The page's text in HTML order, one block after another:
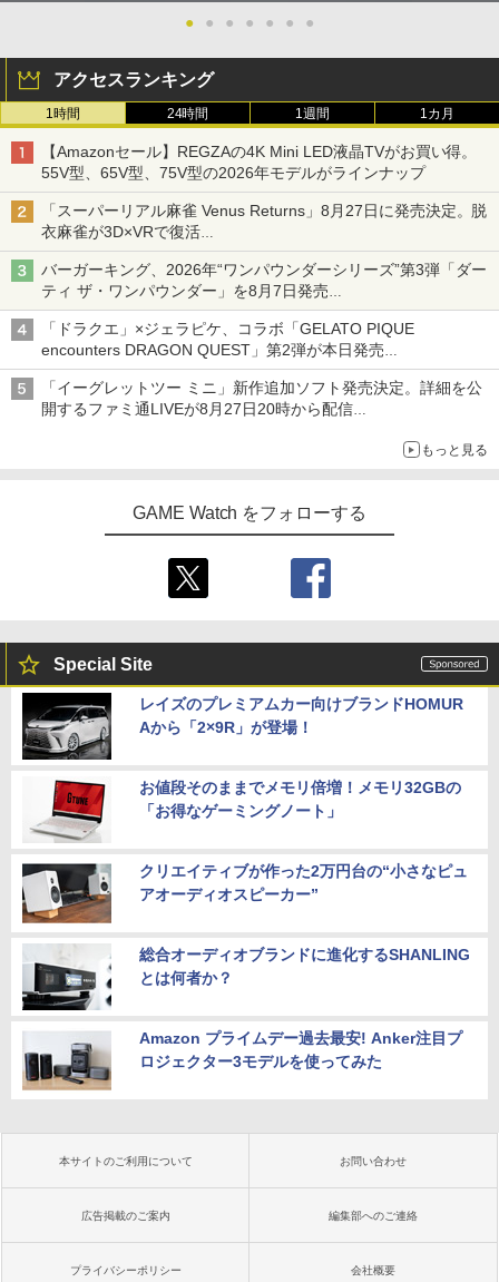
● ● ● ● ● ● ●
アクセスランキング
1時間 24時間 1週間 1カ月
【Amazonセール】REGZAの4K Mini LED液晶TVがお買い得。
55V型、65V型、75V型の2026年モデルがラインナップ
「スーパーリアル麻雀 Venus Returns」8月27日に発売決定。脱
衣麻雀が3D×VRで復活
発売から2週間は20%オフになるセールが実施
バーガーキング、2026年“ワンパウンダーシリーズ”第3弾「ダー
ティ ザ・ワンパウンダー」を8月7日発売
「特製ガーリックマヨソース」を使用した超大型チーズバーガー
「ドラクエ」×ジェラピケ、コラボ「GELATO PIQUE
encounters DRAGON QUEST」第2弾が本日発売
アイスカップに入ったスライムやわたぼう、ベビーサタンなどが
オリジナルアートで登場
「イーグレットツー ミニ」新作追加ソフト発売決定。詳細を公
開するファミ通LIVEが8月27日20時から配信
もっと見る
GAME Watch をフォローする
Special Site
レイズのプレミアムカー向けブランドHOMUR
Aから「2×9R」が登場！
お値段そのままでメモリ倍増！メモリ32GBの
「お得なゲーミングノート」
クリエイティブが作った2万円台の“小さなピュ
アオーディオスピーカー”
総合オーディオブランドに進化するSHANLING
とは何者か？
Amazon プライムデー過去最安! Anker注目プ
ロジェクター3モデルを使ってみた
本サイトのご利用について お問い合わせ
広告掲載のご案内 編集部へのご連絡
プライバシーポリシー 会社概要